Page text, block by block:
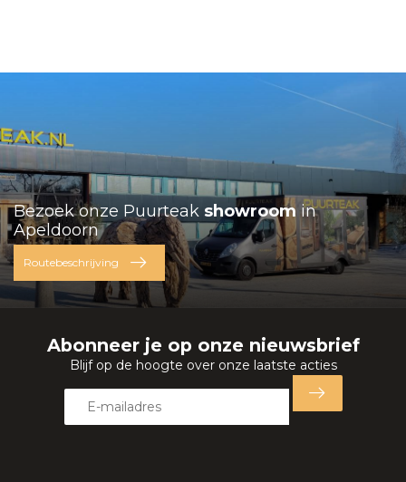
Bezoek onze Puurteak showroom in
Apeldoorn
Routebeschrijving
Abonneer je op onze nieuwsbrief
Blijf op de hoogte over onze laatste acties